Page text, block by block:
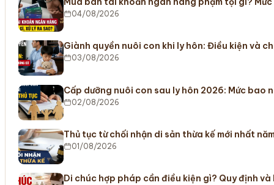
04/08/2026
Giành quyền nuôi con khi ly hôn: Điều kiện và
03/08/2026
Cấp dưỡng nuôi con sau ly hôn 2026: Mức bao
02/08/2026
Thủ tục từ chối nhận di sản thừa kế mới nhất
01/08/2026
Di chúc hợp pháp cần điều kiện gì? Quy định và